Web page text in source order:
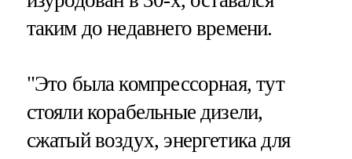
таким до недавнего времени.
"Это была компрессорная, тут
стояли корабельные дизели,
сжатый воздух, энергетика для